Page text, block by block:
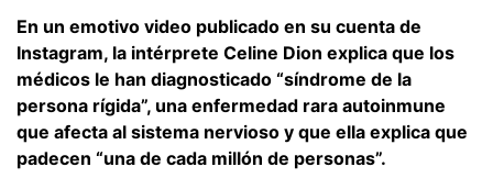
En un emotivo video publicado en su cuenta de
Instagram, la intérprete Celine Dion explica que los
médicos le han diagnosticado “síndrome de la
persona rígida”, una enfermedad rara autoinmune
que afecta al sistema nervioso y que ella explica que
padecen “una de cada millón de personas”.